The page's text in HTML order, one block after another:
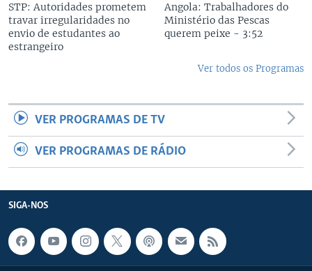
STP: Autoridades prometem
travar irregularidades no
envio de estudantes ao
estrangeiro
Angola: Trabalhadores do
Ministério das Pescas
querem peixe - 3:52
Ver todos os Programas
VER PROGRAMAS DE TV
VER PROGRAMAS DE RÁDIO
SIGA-NOS